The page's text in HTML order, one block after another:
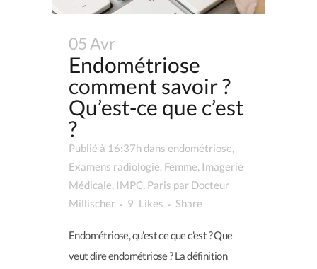
05 Avr
Endométriose
comment savoir ?
Qu’est-ce que c’est
?
Publié à 16:37hdans endométriose,
Examens radiologie, Femme, Imagerie
Médicale, IMPC, Paris par Docteur
Millischer
9 Likes Share
Endométriose, qu'est ce que c'est ? Que
veut dire endométriose ? La définition